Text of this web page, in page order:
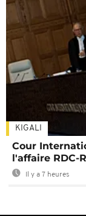
KIGALI
Cour
l'affaire RDC-
Il y a 7 heures